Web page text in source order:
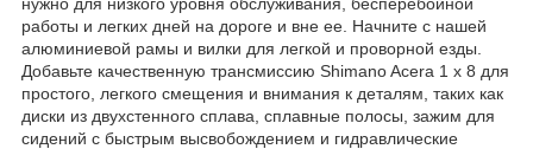
работы и легких дней на дороге и вне ее. Начните с нашей
алюминиевой рамы и вилки для легкой и проворной езды.
Добавьте качественную трансмиссию Shimano Acera 1 x 8 для
простого, легкого смещения и внимания к деталям, таких как
диски из двухстенного сплава, сплавные полосы, зажим для
сидений с быстрым высвобождением и гидравлические